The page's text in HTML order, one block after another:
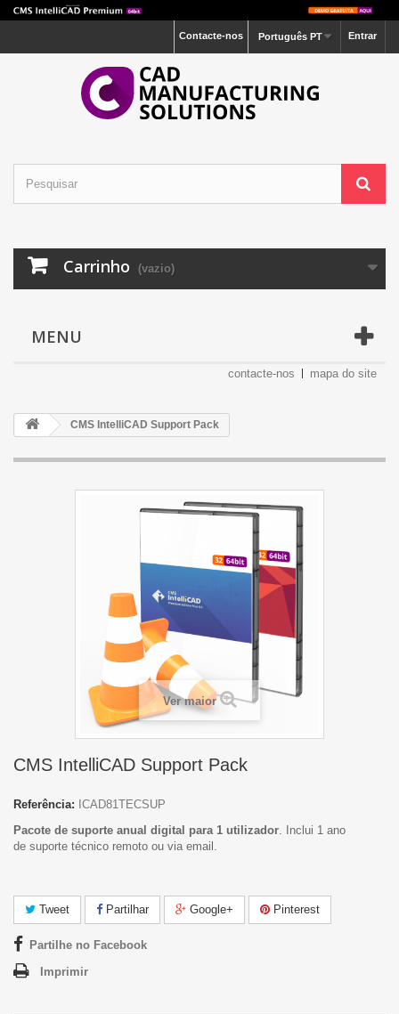
Entrar
Português PT
Contacte-nos
Carrinho (vazio)
MENU
contacte-nos mapa do site
CMS IntelliCAD Support Pack
Ver maior
CMS IntelliCAD Support Pack
Referência: ICAD81TECSUP
Pacote de suporte anual digital para 1 utilizador. Inclui 1 ano
de suporte técnico remoto ou via email.
Tweet Partilhar Google+ Pinterest
Partilhe no Facebook
Imprimir